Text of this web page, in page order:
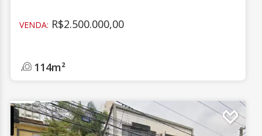
VENDA: R$2.500.000,00
114m²